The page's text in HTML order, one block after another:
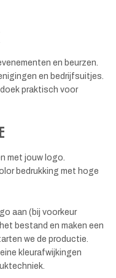
en beurzen.
en bedrijfsuitjes.
praktisch voor
met jouw logo.
bedrukking met hoge
aan (bij voorkeur
bestand en maken een
we de productie.
kleurafwijkingen